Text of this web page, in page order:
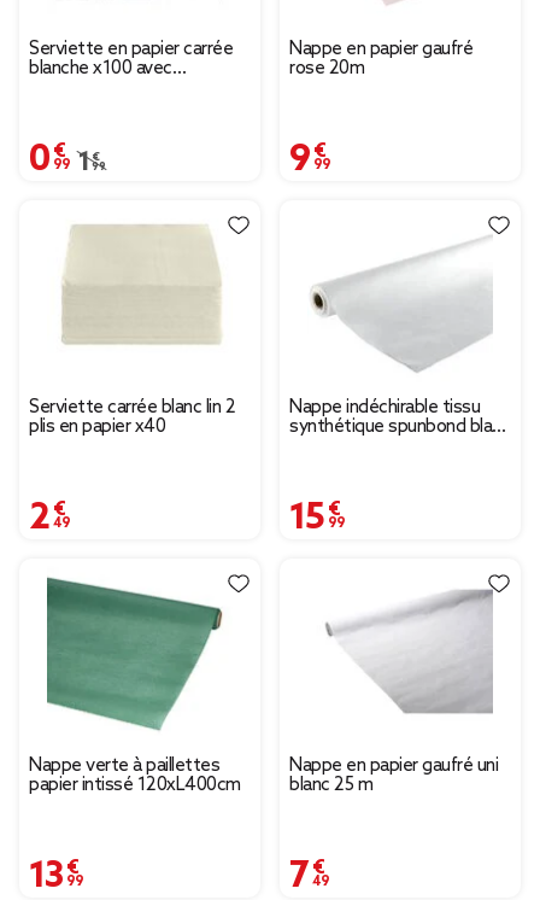
Serviette en papier carrée
blanche x100 avec
0,99 €
Prix remisé de 1,99 € à 0,99 €
1,99 €
Nappe en papier gaufré
rose 20m
9,99 €
Serviette carrée blanc lin 2
plis en papier x40
2,49 €
Nappe indéchirable tissu
synthétique spunbond blanc
15,99 €
Nappe verte à paillettes
papier intissé 120xL400cm
13,99 €
Nappe en papier gaufré uni
blanc 25 m
7,49 €